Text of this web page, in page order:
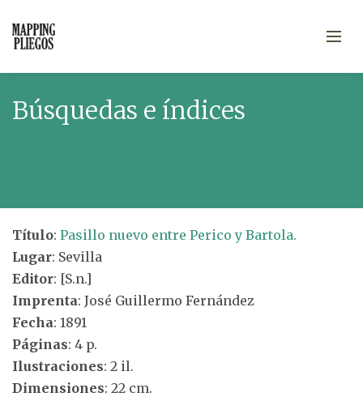
Búsquedas e índices
Título: Pasillo nuevo entre Perico y Bartola.
Lugar: Sevilla
Editor: [S.n.]
Imprenta: José Guillermo Fernández
Fecha: 1891
Páginas: 4 p.
Ilustraciones: 2 il.
Dimensiones: 22 cm.